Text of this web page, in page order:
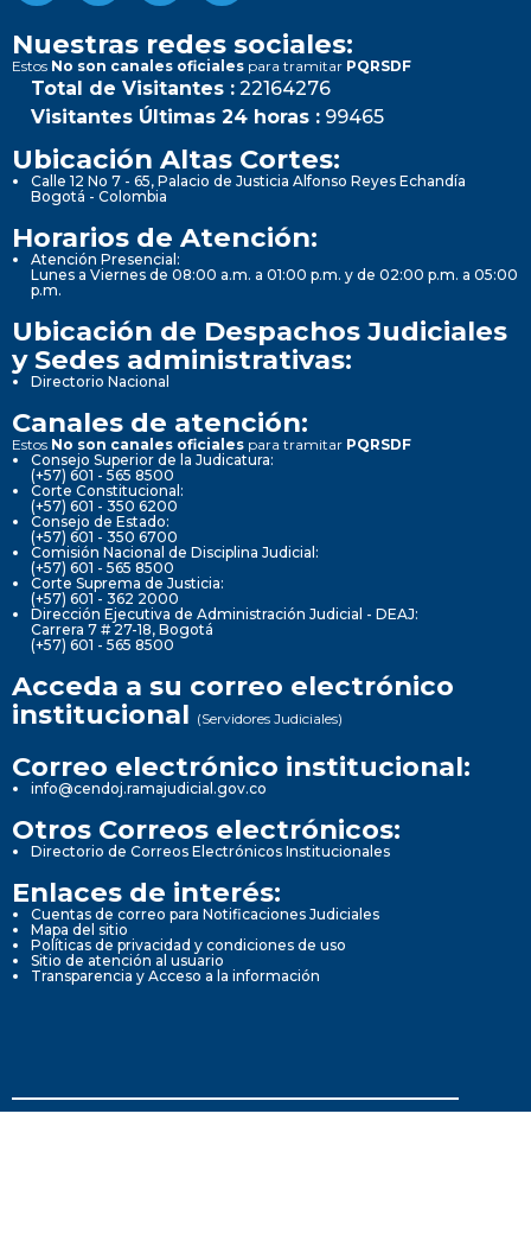
Nuestras redes sociales:
Estos No son canales oficiales para tramitar PQRSDF
Total de Visitantes : 22164276
Visitantes Últimas 24 horas : 99465
Ubicación Altas Cortes:
Calle 12 No 7 - 65, Palacio de Justicia Alfonso Reyes Echandía
Bogotá - Colombia
Horarios de Atención:
Atención Presencial:
Lunes a Viernes de 08:00 a.m. a 01:00 p.m. y de 02:00 p.m. a 05:00
p.m.
Ubicación de Despachos Judiciales
y Sedes administrativas:
Directorio Nacional
Canales de atención:
Estos No son canales oficiales para tramitar PQRSDF
Consejo Superior de la Judicatura:
(+57) 601 - 565 8500
Corte Constitucional:
(+57) 601 - 350 6200
Consejo de Estado:
(+57) 601 - 350 6700
Comisión Nacional de Disciplina Judicial:
(+57) 601 - 565 8500
Corte Suprema de Justicia:
(+57) 601 - 362 2000
Dirección Ejecutiva de Administración Judicial - DEAJ:
Carrera 7 # 27-18, Bogotá
(+57) 601 - 565 8500
Acceda a su correo electrónico
institucional (Servidores Judiciales)
Correo electrónico institucional:
info@cendoj.ramajudicial.gov.co
Otros Correos electrónicos:
Directorio de Correos Electrónicos Institucionales
Enlaces de interés:
Cuentas de correo para Notificaciones Judiciales
Mapa del sitio
Políticas de privacidad y condiciones de uso
Sitio de atención al usuario
Transparencia y Acceso a la información